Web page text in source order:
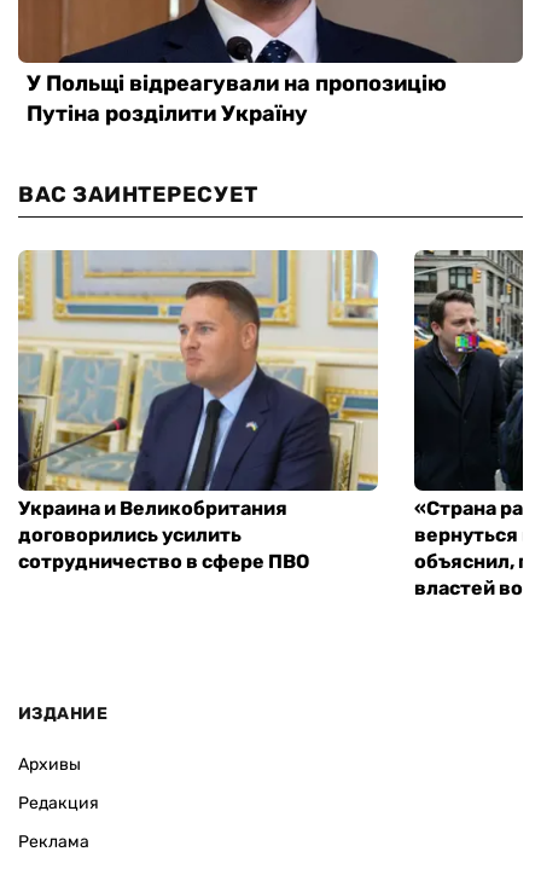
ВАС ЗАИНТЕРЕСУЕТ
Украина и Великобритания
договорились усилить
сотрудничество в сфере ПВО
«Страна
вернуться
объяснил,
властей
ИЗДАНИЕ
Архивы
Редакция
Реклама